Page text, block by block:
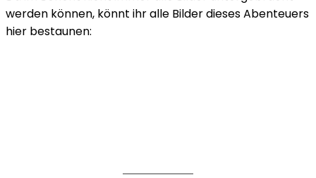
werden können, könnt ihr alle Bilder dieses Abenteuers
hier bestaunen: